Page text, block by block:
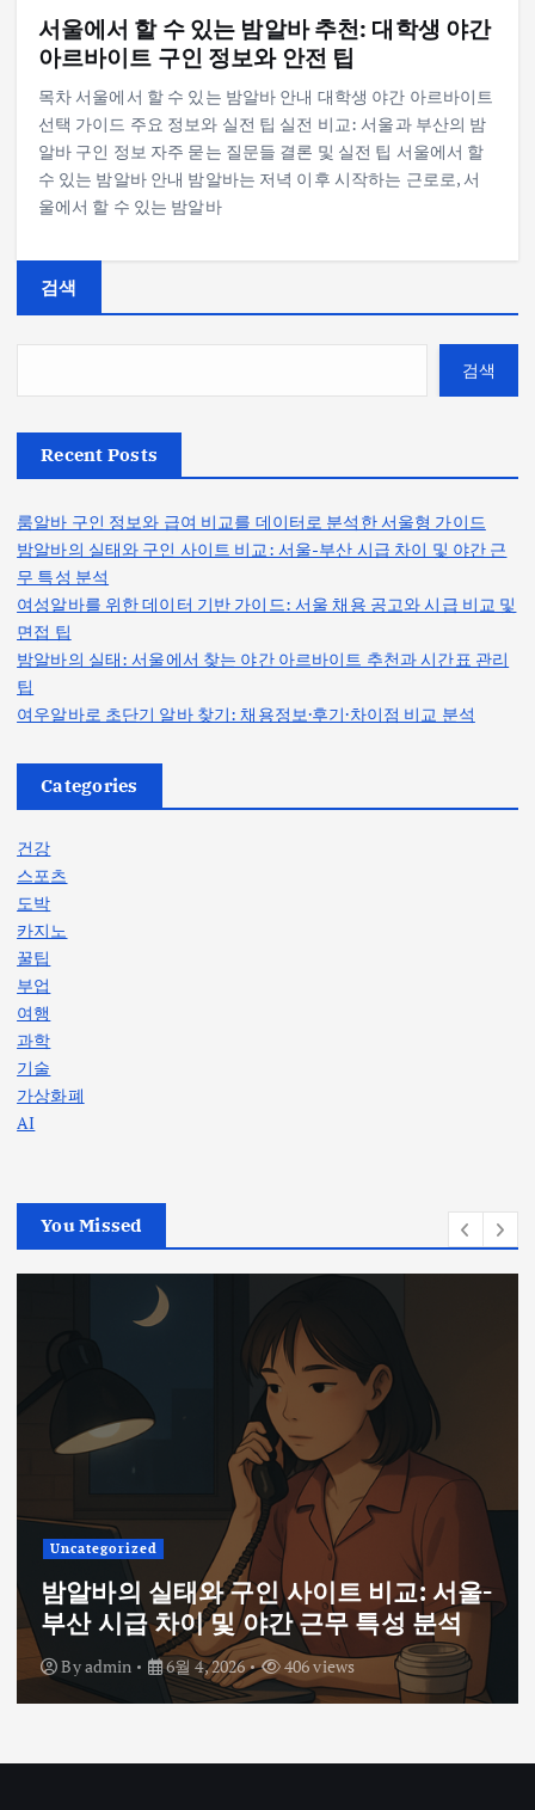
서울에서 할 수 있는 밤알바 추천: 대학생 야간
아르바이트 구인 정보와 안전 팁
목차 서울에서 할 수 있는 밤알바 안내 대학생 야간 아르바이트
선택 가이드 주요 정보와 실전 팁 실전 비교: 서울과 부산의 밤
알바 구인 정보 자주 묻는 질문들 결론 및 실전 팁 서울에서 할
수 있는 밤알바 안내 밤알바는 저녁 이후 시작하는 근로로, 서
울에서 할 수 있는 밤알바
검색
검색
Recent Posts
룸알바 구인 정보와 급여 비교를 데이터로 분석한 서울형 가이드
밤알바의 실태와 구인 사이트 비교: 서울-부산 시급 차이 및 야간 근
무 특성 분석
여성알바를 위한 데이터 기반 가이드: 서울 채용 공고와 시급 비교 및
면접 팁
밤알바의 실태: 서울에서 찾는 야간 아르바이트 추천과 시간표 관리
팁
여우알바로 초단기 알바 찾기: 채용정보·후기·차이점 비교 분석
Categories
건강
스포츠
도박
카지노
꿀팁
부업
여행
과학
기술
가상화폐
AI
You Missed
Uncategorized
밤알바의 실태와 구인 사이트 비교: 서울-
부산 시급 차이 및 야간 근무 특성 분석
Byadmin 6월 4, 2026 406 views